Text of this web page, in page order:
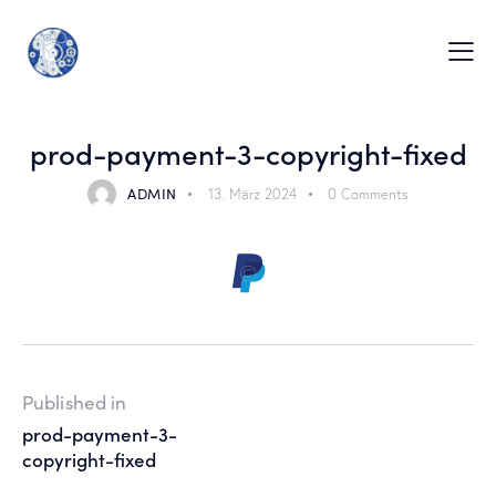
prod-payment-3-copyright-fixed
ADMIN 13. März 2024 0 Comments
Published in
prod-payment-3-
copyright-fixed